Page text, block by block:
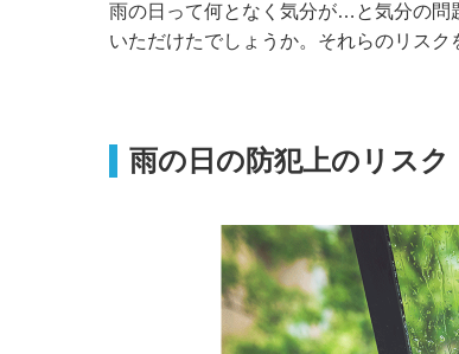
雨の日って何となく気分が…と気分の問
いただけたでしょうか。それらのリス
雨の日の防犯上のリスク